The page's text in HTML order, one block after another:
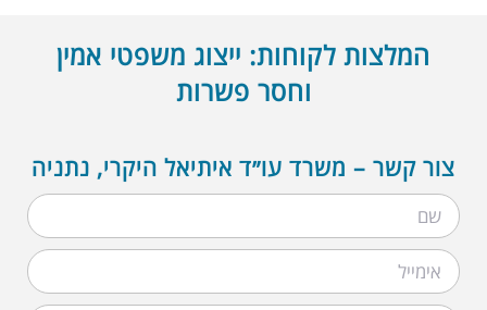
המלצות לקוחות: ייצוג משפטי אמין
וחסר פשרות
צור קשר – משרד עו״ד איתיאל היקרי, נתניה